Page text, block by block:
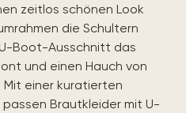
zeitlos schönen Look
die Schultern
Boot-Ausschnitt das
und einen Hauch von
einer kuratierten
passen Brautkleider mit U-